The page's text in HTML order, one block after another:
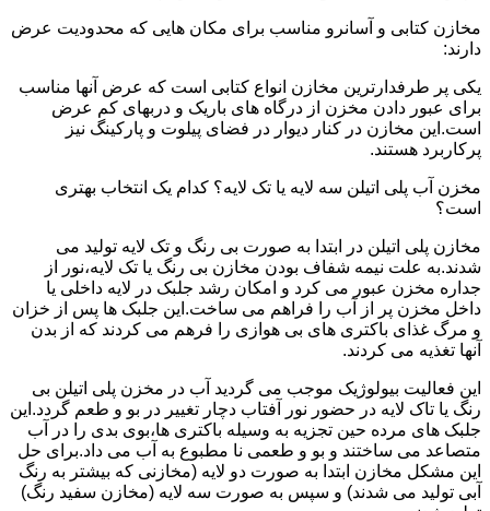
مخازن کتابی و آسانرو مناسب برای مکان هایی که محدودیت عرض
دارند:
یکی پر طرفدارترین مخازن انواع کتابی است که عرض آنها مناسب
برای عبور دادن مخزن از درگاه های باریک و دربهای کم عرض
است.این مخازن در کنار دیوار در فضای پیلوت و پارکینگ نیز
پرکاربرد هستند.
مخزن آب پلی اتیلن سه لایه یا تک لایه؟ کدام یک انتخاب بهتری
است؟
مخازن پلی اتیلن در ابتدا به صورت بی رنگ و تک لایه تولید می
شدند.به علت نیمه شفاف بودن مخازن بی رنگ یا تک لایه،نور از
جداره مخزن عبور می کرد و امکان رشد جلبک در لایه داخلی یا
داخل مخزن پر از آب را فراهم می ساخت.این جلبک ها پس از خزان
و مرگ غذای باکتری های بی هوازی را فرهم می کردند که از بدن
آنها تغذیه می کردند.
این فعالیت بیولوژیک موجب می گردید آب در مخزن پلی اتیلن بی
رنگ یا تاک لایه در حضور نور آفتاب دچار تغییر در بو و طعم گردد.این
جلبک های مرده حین تجزیه به وسیله باکتری ها،بوی بدی را در آب
متصاعد می ساختند و بو و طعمی نا مطبوع به آب می داد.برای حل
این مشکل مخازن ابتدا به صورت دو لایه (مخازنی که بیشتر به رنگ
آبی تولید می شدند) و سپس به صورت سه لایه (مخازن سفید رنگ)